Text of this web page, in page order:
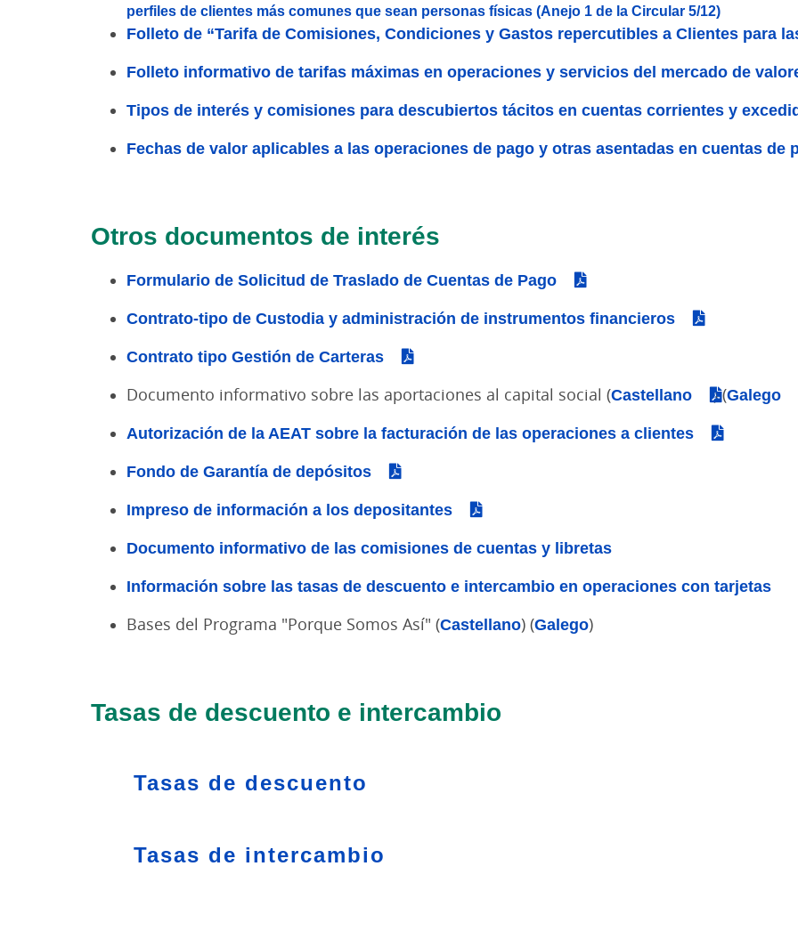
perfiles de clientes más comunes que sean personas físicas (Anejo 1 de la Circular 5/12)
Folleto de “Tarifa de Comisiones, Condiciones y Gastos repercutibles a Clientes para
Folleto informativo de tarifas máximas en operaciones y servicios del mercado de
Tipos de interés y comisiones para descubiertos tácitos en cuentas corrientes y
Fechas de valor aplicables a las operaciones de pago y otras asentadas en cuentas de
Otros documentos de interés
Formulario de Solicitud de Traslado de Cuentas de Pago
Contrato-tipo de Custodia y administración de instrumentos financieros
Contrato tipo Gestión de Carteras
Documento informativo sobre las aportaciones al capital social (Castellano ) (Galego
Autorización de la AEAT sobre la facturación de las operaciones a clientes
Fondo de Garantía de depósitos
Impreso de información a los depositantes
Documento informativo de las comisiones de cuentas y libretas
Información sobre las tasas de descuento e intercambio en operaciones con tarjetas
Bases del Programa "Porque Somos Así" (Castellano) (Galego)
Tasas de descuento e intercambio
Tasas de descuento
Tasas de intercambio